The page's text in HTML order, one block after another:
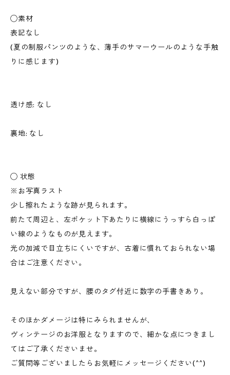
◯素材
表記なし
(夏の制服パンツのような、薄手のサマーウールのような手触
りに感じます)
透け感: なし
裏地: なし
◯ 状態
※お写真ラスト
少し擦れたような跡が見られます。
前たて周辺と、左ポケット下あたりに横線にうっすら白っぽ
い線のようなものが見えます。
光の加減で目立ちにくいですが、古着に慣れておられない場
合はご注意ください。
見えない部分ですが、腰のタグ付近に数字の手書きあり。
そのほかダメージは特にみられませんが、
ヴィンテージのお洋服となりますので、細かな点につきまし
てはご了承くださいませ。
ご質問等ございましたらお気軽にメッセージください(^^)